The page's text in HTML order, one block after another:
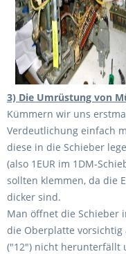
3) Die Umrüstung von
Kümmern wir uns
Verdeutlichung einfach
diese in die Schieber
(also 1EUR im 1DM-
sollten klemmen, da die
dicker sind.
Man öffnet die Schieber
die Oberplatte vorsichtig
("12") nicht herunterfällt